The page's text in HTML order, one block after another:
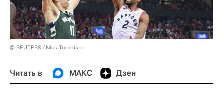
© REUTERS / Nick Turchiaro
Читать в МАКС Дзен